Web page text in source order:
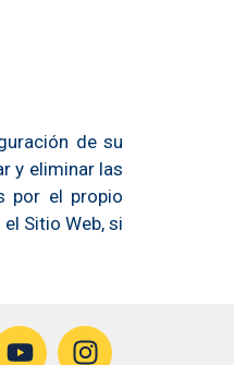
de su
y eliminar las
por el propio
Sitio Web, si